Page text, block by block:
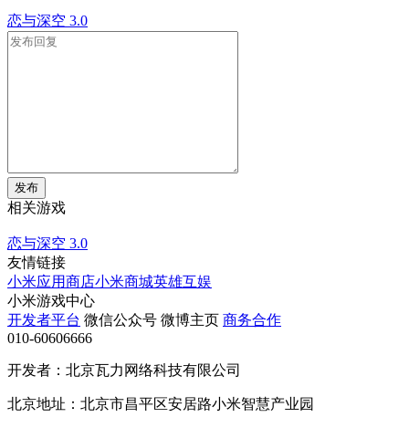
恋与深空 3.0
发布
相关游戏
恋与深空 3.0
友情链接
小米应用商店小米商城英雄互娱
小米游戏中心
开发者平台 微信公众号 微博主页 商务合作
010-60606666
开发者：北京瓦力网络科技有限公司
北京地址：北京市昌平区安居路小米智慧产业园